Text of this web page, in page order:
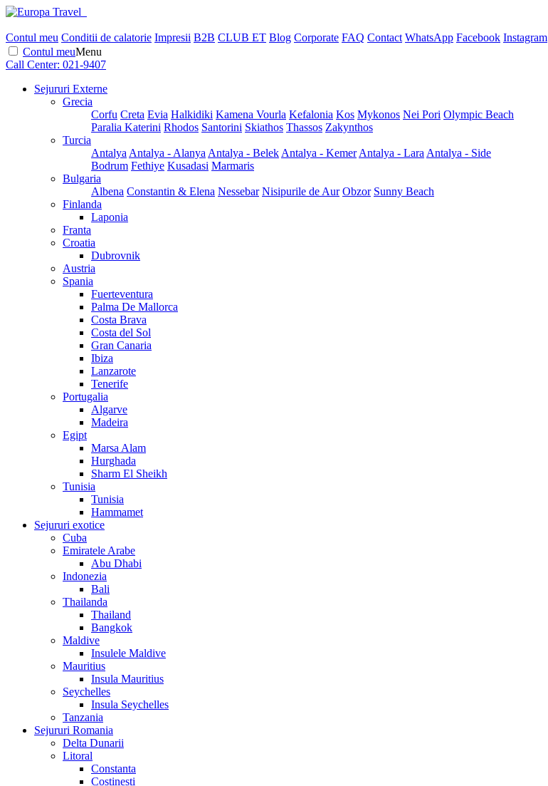
Contul meu Conditii de calatorie Impresii B2B CLUB ET Blog Corporate FAQ Contact WhatsApp Facebook Instagram
Contul meuMenu
Call Center: 021-9407
Sejururi Externe
Grecia
Corfu Creta Evia Halkidiki Kamena Vourla Kefalonia Kos Mykonos Nei Pori Olympic Beach
Paralia Katerini Rhodos Santorini Skiathos Thassos Zakynthos
Turcia
Antalya Antalya - Alanya Antalya - Belek Antalya - Kemer Antalya - Lara Antalya - Side
Bodrum Fethiye Kusadasi Marmaris
Bulgaria
Albena Constantin & Elena Nessebar Nisipurile de Aur Obzor Sunny Beach
Finlanda
Laponia
Franta
Croatia
Dubrovnik
Austria
Spania
Fuerteventura
Palma De Mallorca
Costa Brava
Costa del Sol
Gran Canaria
Ibiza
Lanzarote
Tenerife
Portugalia
Algarve
Madeira
Egipt
Marsa Alam
Hurghada
Sharm El Sheikh
Tunisia
Tunisia
Hammamet
Sejururi exotice
Cuba
Emiratele Arabe
Abu Dhabi
Indonezia
Bali
Thailanda
Thailand
Bangkok
Maldive
Insulele Maldive
Mauritius
Insula Mauritius
Seychelles
Insula Seychelles
Tanzania
Sejururi Romania
Delta Dunarii
Litoral
Constanta
Costinesti